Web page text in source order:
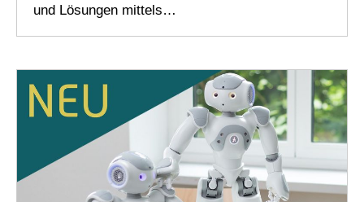
und Lösungen mittels…